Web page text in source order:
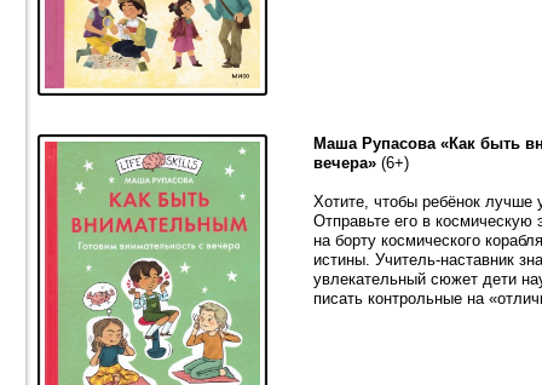
Маша Рупасова «Как быть
вечера» (6+)
Хотите, чтобы ребёнок
Отправьте его в
на борту космического
истины. Учитель-наставник
увлекательный сюжет дети
писать контрольные на